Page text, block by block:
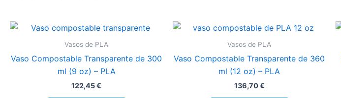
Vasos de PLA
Vaso Compostable Transparente de 300
ml (9 oz) – PLA
122,45€
Vasos de PLA
Vaso Compostable Transparente de 360
ml (12 oz) – PLA
136,70€